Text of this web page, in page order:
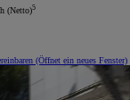
(Netto)5
(Öffnet ein neues Fenster)